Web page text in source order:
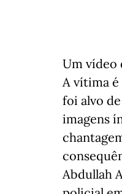
Um vídeo
A vítima é
foi alvo
imagens
Abdullah